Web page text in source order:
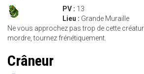
PV : 13
Lieu : Grande Muraille
Ne vous approchez pas trop de cette
mordre, tournez frénétiquement.
Crâneur